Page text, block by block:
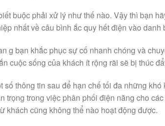
buộc phải xử lý như thế nào. Vậy thì bạn
nhất về câu bình ắc quy hết điện vào
g bạn khắc phục sự cố nhanh chóng và
cuộc sống của khách ít rộng rãi sẽ bị thúc
thông tin sau để hạn chế tối đa những
trọng trong việc phân phối điện năng cho
khách cũng không thể nào hoạt động được.